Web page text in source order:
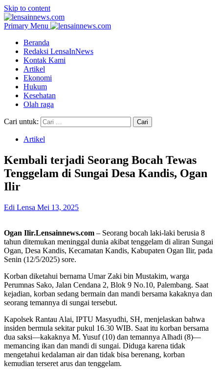
Skip to content
Primary Menu
Beranda
Redaksi LensaInNews
Kontak Kami
Artikel
Ekonomi
Hukum
Kesehatan
Olah raga
Cari untuk:
Artikel
Kembali terjadi Seorang Bocah Tewas
Tenggelam di Sungai Desa Kandis, Ogan
Ilir
Edi Lensa Mei 13, 2025
Ogan Ilir.Lensainnews.com – Seorang bocah laki-laki berusia 8
tahun ditemukan meninggal dunia akibat tenggelam di aliran Sungai
Ogan, Desa Kandis, Kecamatan Kandis, Kabupaten Ogan Ilir, pada
Senin (12/5/2025) sore.
Korban diketahui bernama Umar Zaki bin Mustakim, warga
Perumnas Sako, Jalan Cendana 2, Blok 9 No.10, Palembang. Saat
kejadian, korban sedang bermain dan mandi bersama kakaknya dan
seorang temannya di sungai tersebut.
Kapolsek Rantau Alai, IPTU Masyudhi, SH, menjelaskan bahwa
insiden bermula sekitar pukul 16.30 WIB. Saat itu korban bersama
dua saksi—kakaknya M. Yusuf (10) dan temannya Alhadi (8)—
memancing ikan dan mandi di sungai. Diduga karena tidak
mengetahui kedalaman air dan tidak bisa berenang, korban
kemudian terseret arus dan tenggelam.